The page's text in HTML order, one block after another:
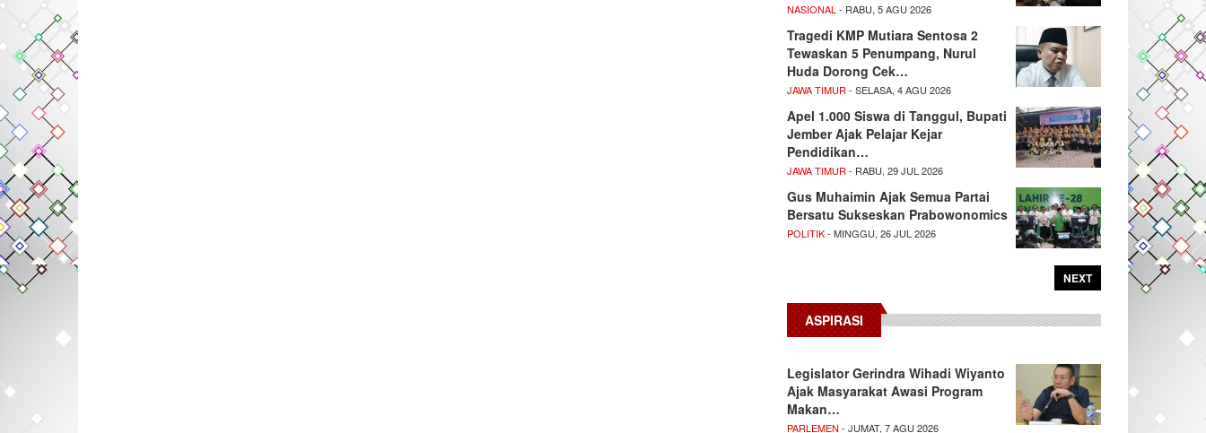
NASIONAL - RABU, 5 AGU 2026
Tragedi KMP Mutiara Sentosa 2
Tewaskan 5 Penumpang, Nurul
Huda Dorong Cek…
JAWA TIMUR - SELASA, 4 AGU 2026
Apel 1.000 Siswa di Tanggul, Bupati
Jember Ajak Pelajar Kejar
Pendidikan…
JAWA TIMUR - RABU, 29 JUL 2026
Gus Muhaimin Ajak Semua Partai
Bersatu Sukseskan Prabowonomics
POLITIK- MINGGU, 26 JUL 2026
NEXT
ASPIRASI
Legislator Gerindra Wihadi Wiyanto
Ajak Masyarakat Awasi Program
Makan…
PARLEMEN - JUMAT, 7 AGU 2026